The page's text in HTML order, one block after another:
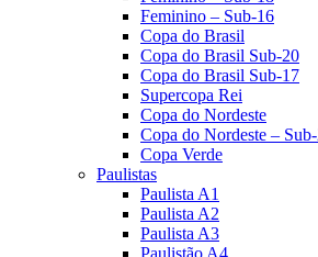
Feminino – Sub-16
Copa do Brasil
Copa do Brasil Sub-20
Copa do Brasil Sub-17
Supercopa Rei
Copa do Nordeste
Copa do Nordeste –
Copa Verde
Paulistas
Paulista A1
Paulista A2
Paulista A3
Paulistão A4